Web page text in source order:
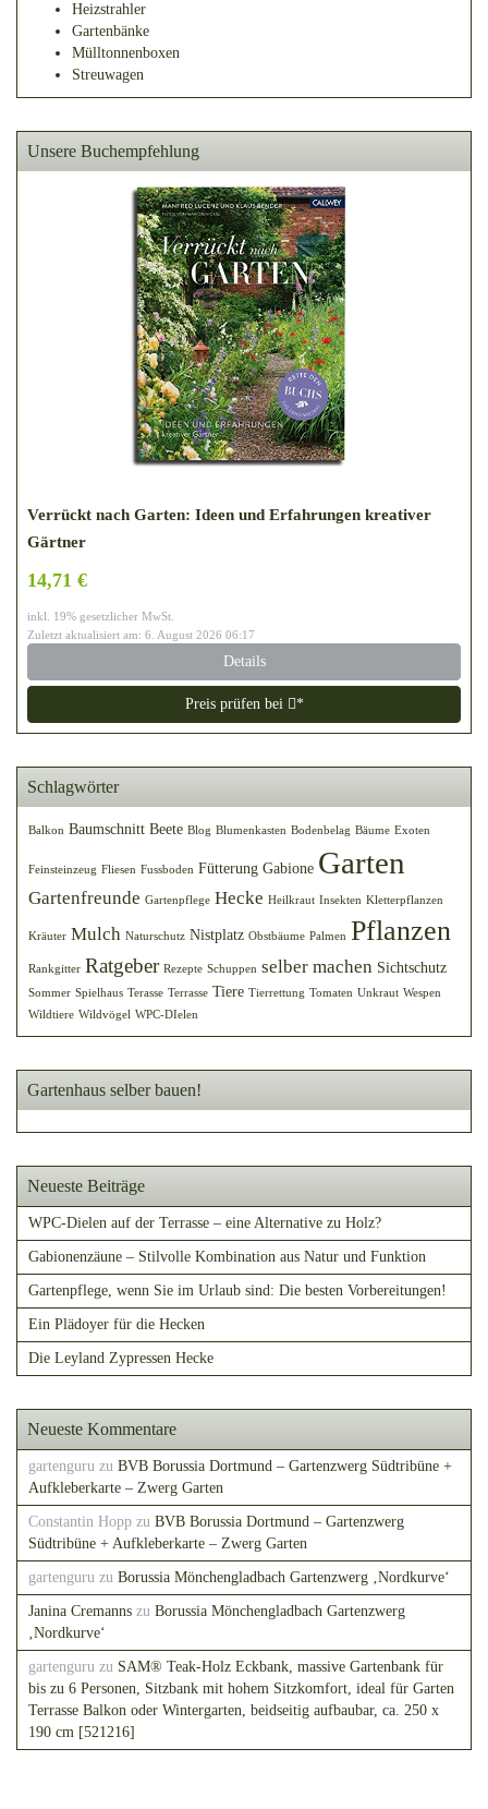
Heizstrahler
Gartenbänke
Mülltonnenboxen
Streuwagen
Unsere Buchempfehlung
Verrückt nach Garten: Ideen und Erfahrungen kreativer
Gärtner
14,71 €
inkl. 19% gesetzlicher MwSt.
Zuletzt aktualisiert am: 6. August 2026 06:17
Details
Preis prüfen bei *
Schlagwörter
Balkon Baumschnitt Beete Blog Blumenkasten Bodenbelag Bäume Exoten
Feinsteinzeug Fliesen Fussboden Fütterung Gabione Garten
Gartenfreunde Gartenpflege Hecke Heilkraut Insekten Kletterpflanzen
Kräuter Mulch Naturschutz Nistplatz Obstbäume Palmen Pflanzen
Rankgitter Ratgeber Rezepte Schuppen selber machen Sichtschutz
Sommer Spielhaus Terasse Terrasse Tiere Tierrettung Tomaten Unkraut Wespen
Wildtiere Wildvögel WPC-DIelen
Gartenhaus selber bauen!
Neueste Beiträge
WPC-Dielen auf der Terrasse – eine Alternative zu Holz?
Gabionenzäune – Stilvolle Kombination aus Natur und Funktion
Gartenpflege, wenn Sie im Urlaub sind: Die besten Vorbereitungen!
Ein Plädoyer für die Hecken
Die Leyland Zypressen Hecke
Neueste Kommentare
gartenguru zu BVB Borussia Dortmund – Gartenzwerg Südtribüne +
Aufkleberkarte – Zwerg Garten
Constantin Hopp zu BVB Borussia Dortmund – Gartenzwerg
Südtribüne + Aufkleberkarte – Zwerg Garten
gartenguru zu Borussia Mönchengladbach Gartenzwerg ‚Nordkurve‘
Janina Cremanns zu Borussia Mönchengladbach Gartenzwerg
‚Nordkurve‘
gartenguru zu SAM® Teak-Holz Eckbank, massive Gartenbank für
bis zu 6 Personen, Sitzbank mit hohem Sitzkomfort, ideal für Garten
Terrasse Balkon oder Wintergarten, beidseitig aufbaubar, ca. 250 x
190 cm [521216]